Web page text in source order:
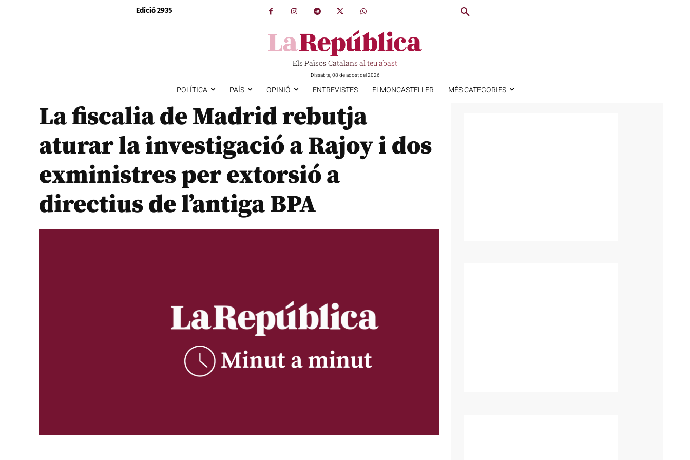
Edició 2935
Els Països Catalans al teu abast
Dissabte, 08 de agost del 2026
POLÍTICA PAÍS OPINIÓ ENTREVISTES ELMONCASTELLER MÉS CATEGORIES
La fiscalia de Madrid rebutja
aturar la investigació a Rajoy i dos
exministres per extorsió a
directius de l’antiga BPA